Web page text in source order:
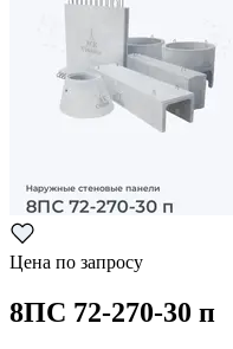
Цена по запросу
8ПС 72-270-30 п